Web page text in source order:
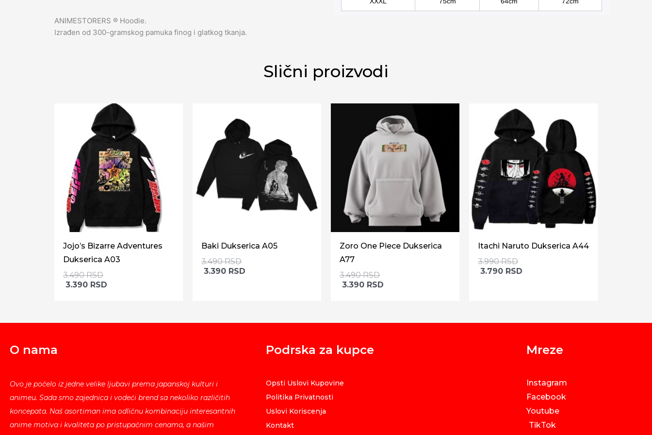
ANIMESTORERS ®️ Hoodie.
Izrađen od 300-gramskog pamuka finog i glatkog tkanja.
Slični proizvodi
Jojo’s Bizarre Adventures
Dukserica A03
3.490RSD
3.390 RSD
Baki Dukserica A05
3.490RSD
3.390 RSD
Zoro One Piece Dukserica
A77
3.490RSD
3.390 RSD
Itachi Naruto Dukserica A44
3.990RSD
3.790 RSD
O nama
Ovo je počelo iz jedne velike ljubavi prema japanskoj kulturi i
animeu. Sada smo zajednica i vodeći brend sa nekoliko različitih
koncepata. Naš asortiman ima odličnu kombinaciju interesantnih
anime motiva i kvaliteta po pristupačnim cenama, a našim
Podrska za kupce
Opsti Uslovi Kupovine
Politika Privatnosti
Uslovi Koriscenja
Kontakt
Mreze
Instagram
Facebook
Youtube
TikTok